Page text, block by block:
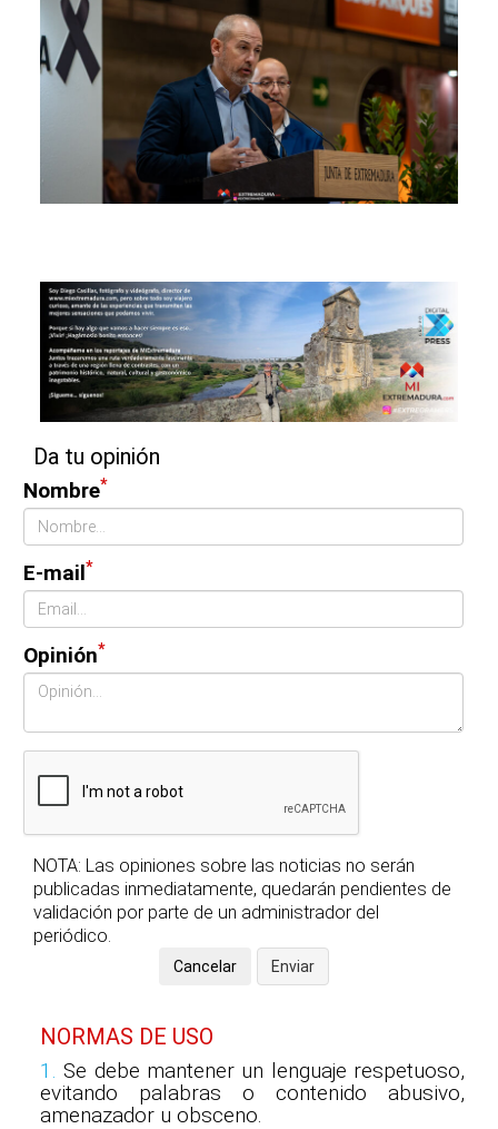
Da tu opinión
Nombre*
E-mail*
Opinión*
NOTA: Las opiniones sobre las noticias no serán
publicadas inmediatamente, quedarán pendientes de
validación por parte de un administrador del
periódico.
NORMAS DE USO
1. Se debe mantener un lenguaje respetuoso,
evitando palabras o contenido abusivo,
amenazador u obsceno.